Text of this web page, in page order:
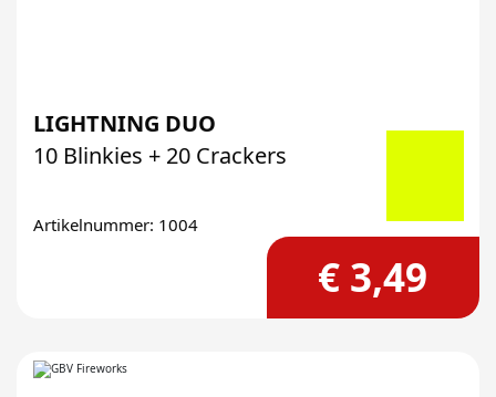
LIGHTNING DUO
10 Blinkies + 20 Crackers
Artikelnummer: 1004
€ 3,49